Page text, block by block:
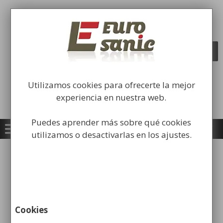
Saltar
Fabricación y comercialización de
equipamiento para la higiene industrial
Búsqueda
de
y oficinas
Utilizamos cookies para ofrecerte la mejor
experiencia en nuestra web.
Puedes aprender más sobre qué cookies
utilizamos o desactivarlas en los ajustes.
Cookies